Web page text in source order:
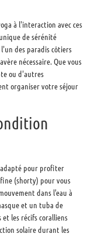
à l'interaction avec ces
de sérénité
des paradis côtiers
nécessaire. Que vous
ou d'autres
organiser votre séjour
pour profiter
(shorty) pour vous
dans l'eau à
et un tuba de
les récifs coralliens
solaire durant les